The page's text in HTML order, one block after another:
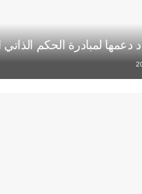
دعمها لمبادرة الحكم الذاتي